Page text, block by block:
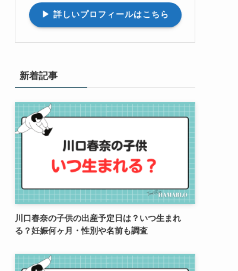
▶︎ 詳しいプロフィールはこちら
新着記事
川口春奈の子供の出産予定日は？いつ生まれ
る？妊娠何ヶ月・性別や名前も調査